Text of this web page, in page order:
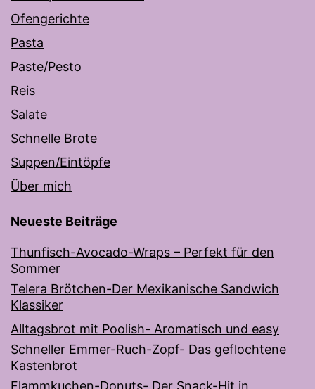
Ofengerichte
Pasta
Paste/Pesto
Reis
Salate
Schnelle Brote
Suppen/Eintöpfe
Über mich
Neueste Beiträge
Thunfisch-Avocado-Wraps – Perfekt für den
Sommer
Telera Brötchen-Der Mexikanische Sandwich
Klassiker
Alltagsbrot mit Poolish- Aromatisch und easy
Schneller Emmer-Ruch-Zopf- Das geflochtene
Kastenbrot